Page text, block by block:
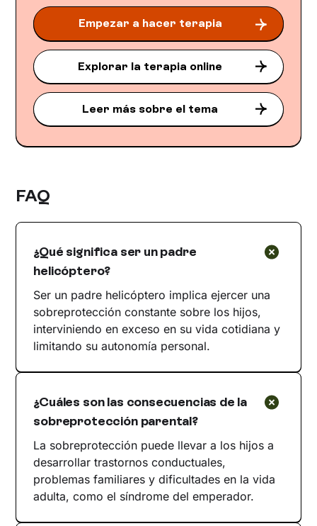
Empezar a hacer terapia
Explorar la terapia online
Leer más sobre el tema
FAQ
¿Qué significa ser un padre
helicóptero?
Ser un padre helicóptero implica ejercer una
sobreprotección constante sobre los hijos,
interviniendo en exceso en su vida cotidiana y
limitando su autonomía personal.
¿Cuáles son las consecuencias de la
sobreprotección parental?
La sobreprotección puede llevar a los hijos a
desarrollar trastornos conductuales,
problemas familiares y dificultades en la vida
adulta, como el síndrome del emperador.